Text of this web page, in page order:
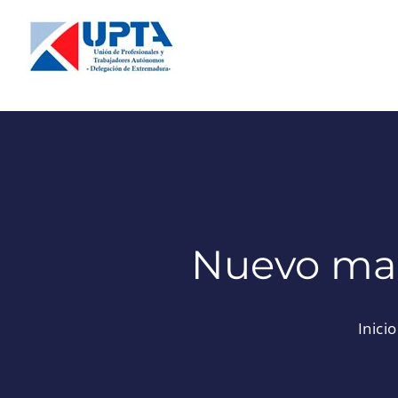
contenido
Nuevo
Inicio